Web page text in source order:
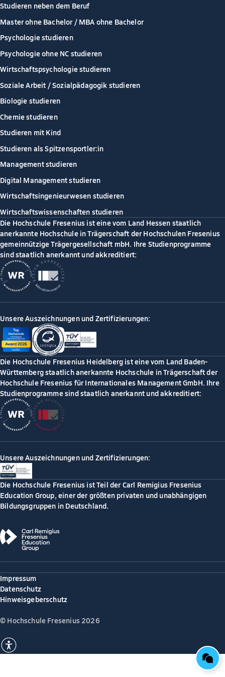
Studieren neben dem Beruf
Master ohne Bachelor / MBA ohne Bachelor
Psychologie studieren
Psychologie ohne NC studieren
Wirtschaftspsychologie studieren
Soziale Arbeit / Sozialpädagogik studieren
Biologie studieren
Chemie studieren
Studieren mit Kind
Studieren als Spitzensportler:in
Management studieren
Digital Management studieren
Wirtschaftsingenieurwesen studieren
Wirtschaftswissenschaften studieren
Die Hochschule Fresenius ist eine vom Land Hessen staatlich
anerkannte Hochschule in Trägerschaft der Hochschulen Fresenius
gemeinnützige Trägergesellschaft mbH. Ihre Studienprogramme
sind staatlich anerkannt und akkreditiert:
Unsere Auszeichnungen und Zertifizierungen:
Die Hochschule Fresenius Heidelberg ist eine vom Land Baden-
Württemberg staatlich anerkannte Hochschule in Trägerschaft der
Hochschule Fresenius für Internationales Management GmbH. Ihre
Studienprogramme sind staatlich anerkannt und akkreditiert:
Unsere Auszeichnungen und Zertifizierungen:
Die Hochschule Fresenius ist Teil der Carl Remigius Fresenius
Education Group, einer der größten privaten und unabhängigen
Bildungsgruppen in Deutschland.
Impressum
Datenschutz
Hinweisgeberschutz
© Hochschule Fresenius 2026